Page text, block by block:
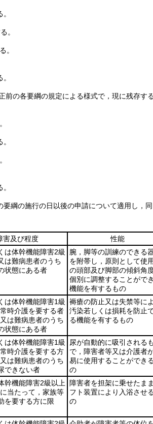
。
。
前の各要綱の規定による様式で，現に残存
綱の施行の日以後の申請について適用し，
害及び程度 性能
は体幹機能障害2級
は難病患者のうち
状態にある者
腕，脚等の訓練のできる
を附帯し，原則として使
の頭部及び脚部の傾斜角
個別に調整することがで
機能を有するもの
は体幹機能障害1級
時介護を要する者
又は難病患者のうち
状態にある者
褥瘡の防止又は失禁等に
汚染若しくは損耗を防止
る機能を有するもの
は体幹機能障害1級
時介護を要する方
又は難病患者のうち
できない者
尿が自動的に吸引される
で，障害者等又は介護者
易に使用することができ
の
幹機能障害2級以上
当たって，家族等
を要する方に限
障害者を担架に乗せたま
フト装置により入浴させ
の